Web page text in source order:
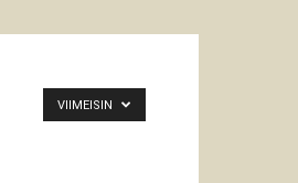
VIIMEISIN